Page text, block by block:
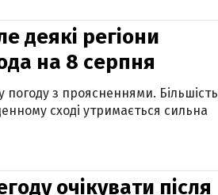
деякі регіони
на 8 серпня
погоду з проясненнями. Більшість
сході утримається сильна
очікувати після